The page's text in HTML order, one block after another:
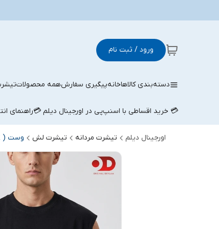
ورود / ثبت نام
دسته‌بندی کالاهاخانهپیگیری سفارشهمه محصولات
💳 خرید اقساطی با اسنپ‌پی در اورجینال دیلم 💳راهنمای
اورجینال دیلم تیشرت مردانه تیشرت لش وست ( west ) مردانه